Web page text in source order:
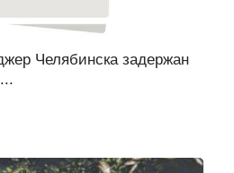
Челябинска задержан